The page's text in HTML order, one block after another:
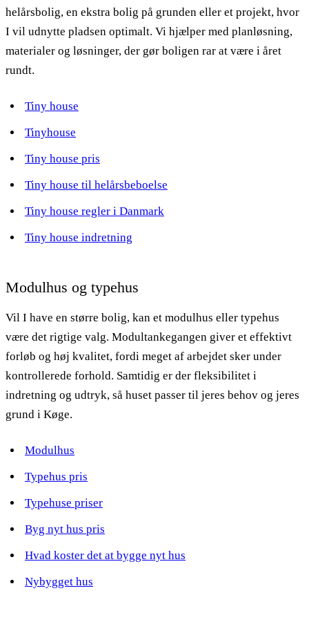
helårsbolig, en ekstra bolig på grunden eller et projekt, hvor
I vil udnytte pladsen optimalt. Vi hjælper med planløsning,
materialer og løsninger, der gør boligen rar at være i året
rundt.
Tiny house
Tinyhouse
Tiny house pris
Tiny house til helårsbeboelse
Tiny house regler i Danmark
Tiny house indretning
Modulhus og typehus
Vil I have en større bolig, kan et modulhus eller typehus
være det rigtige valg. Modultankegangen giver et effektivt
forløb og høj kvalitet, fordi meget af arbejdet sker under
kontrollerede forhold. Samtidig er der fleksibilitet i
indretning og udtryk, så huset passer til jeres behov og jeres
grund i Køge.
Modulhus
Typehus pris
Typehuse priser
Byg nyt hus pris
Hvad koster det at bygge nyt hus
Nybygget hus